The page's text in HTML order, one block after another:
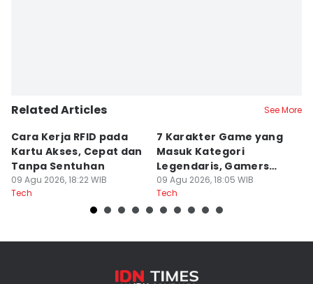
Related Articles See More
Cara Kerja RFID pada
Kartu Akses, Cepat dan
Tanpa Sentuhan
09 Agu 2026, 18:22 WIB
Tech
7 Karakter Game yang
Masuk Kategori
Legendaris, Gamers
Pasti Tahu!
09 Agu 2026, 18:05 WIB
Tech